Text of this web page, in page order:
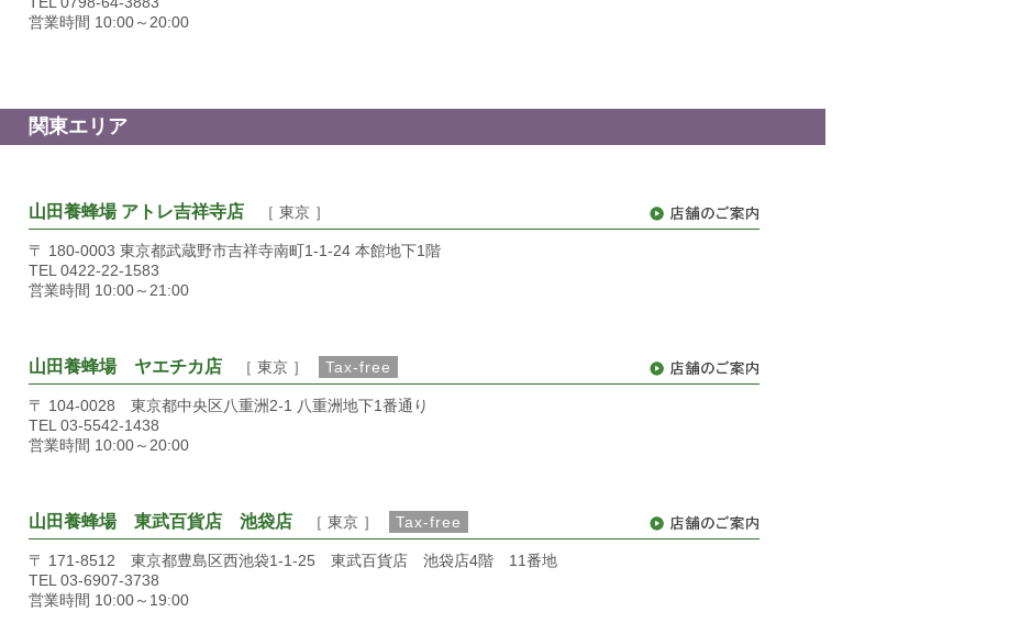
営業時間 10:00～20:00
関東エリア
山田養蜂場 アトレ吉祥寺店 ［ 東京 ］
〒 180-0003 東京都武蔵野市吉祥寺南町1-1-24 本館地下1階
TEL 0422-22-1583
営業時間 10:00～21:00
山田養蜂場 ヤエチカ店 ［ 東京 ］ Tax-free
〒 104-0028 東京都中央区八重洲2-1 八重洲地下1番通り
TEL 03-5542-1438
営業時間 10:00～20:00
山田養蜂場 東武百貨店 池袋店 ［ 東京 ］ Tax-free
〒 171-8512 東京都豊島区西池袋1-1-25 東武百貨店 池袋店4階 11番地
TEL 03-6907-3738
営業時間 10:00～19:00